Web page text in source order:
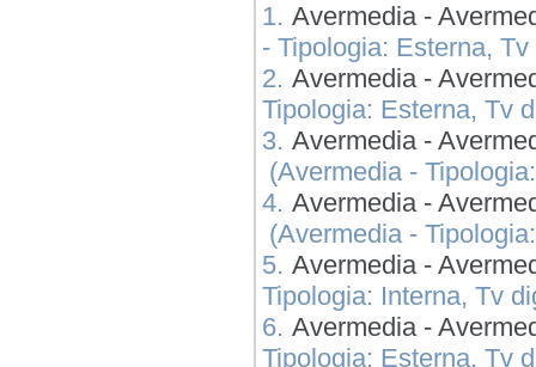
1. Avermedia -
- Tipologia: Esterna,
2. Avermedia -
Tipologia: Esterna, Tv
3. Avermedia -
(Avermedia -
4. Avermedia -
(Avermedia -
5. Avermedia -
Tipologia: Interna, Tv
6. Avermedia -
Tipologia: Esterna, Tv